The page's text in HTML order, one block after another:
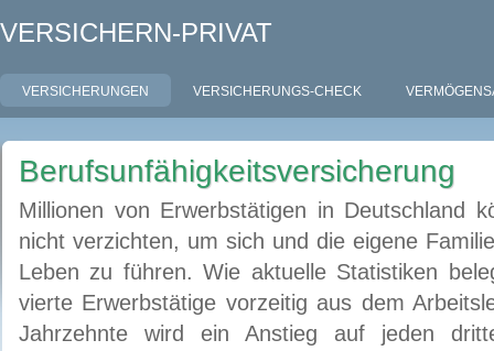
VERSICHERN-PRIVAT
VERSICHERUNGEN VERSICHERUNGS-CHECK
Berufsunfähigkeitsversicherung
Millionen von Erwerbstätigen in Deutschland
nicht verzichten, um sich und die eigene
Leben zu führen. Wie aktuelle Statistiken
vierte Erwerbstätige vorzeitig aus dem
Jahrzehnte wird ein Anstieg auf jeden